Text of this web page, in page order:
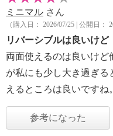
ミニマル さん
（購入日： 2026/07/25 | 公開日：
リバーシブルは良いけど
両面使えるのは良いけど
が私にも少し大き過ぎる
えるところは良いですね。
参考になった